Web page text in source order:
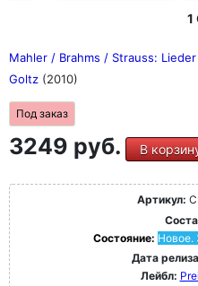
1
Mahler / Brahms / Strauss:
Goltz (2010)
Под заказ
3249 руб. В
Артикул:
Состояние: Новое.
Дата
Лейбл: